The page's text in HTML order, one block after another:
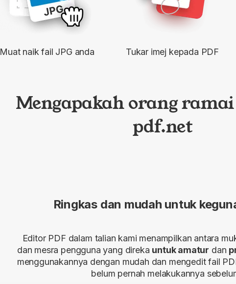
Muat naik fail JPG anda Tukar imej kepada PDF
Mengapakah orang
pdf.net
Ringkas dan mudah untuk
Editor PDF dalam talian kami menampilkan antara
dan mesra pengguna yang direka untuk amatur dan
menggunakannya dengan mudah dan mengedit fail
belum pernah melakukannya